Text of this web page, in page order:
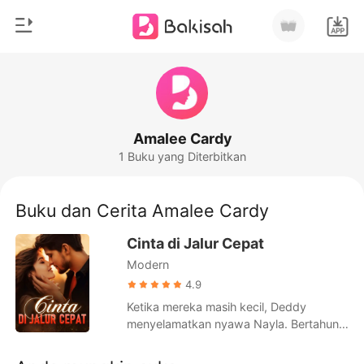
Pengisian Ulang
Unduh Aplikasi
Romantis
Miliarder
Likantrof
Siklus
Amalee Cardy
1 Buku yang Diterbitkan
Buku dan Cerita Amalee Cardy
Cinta di Jalur Cepat
Modern
4.9
Ketika mereka masih kecil, Deddy
menyelamatkan nyawa Nayla. Bertahun-
dalam keadaan koma akibat kecelakaan